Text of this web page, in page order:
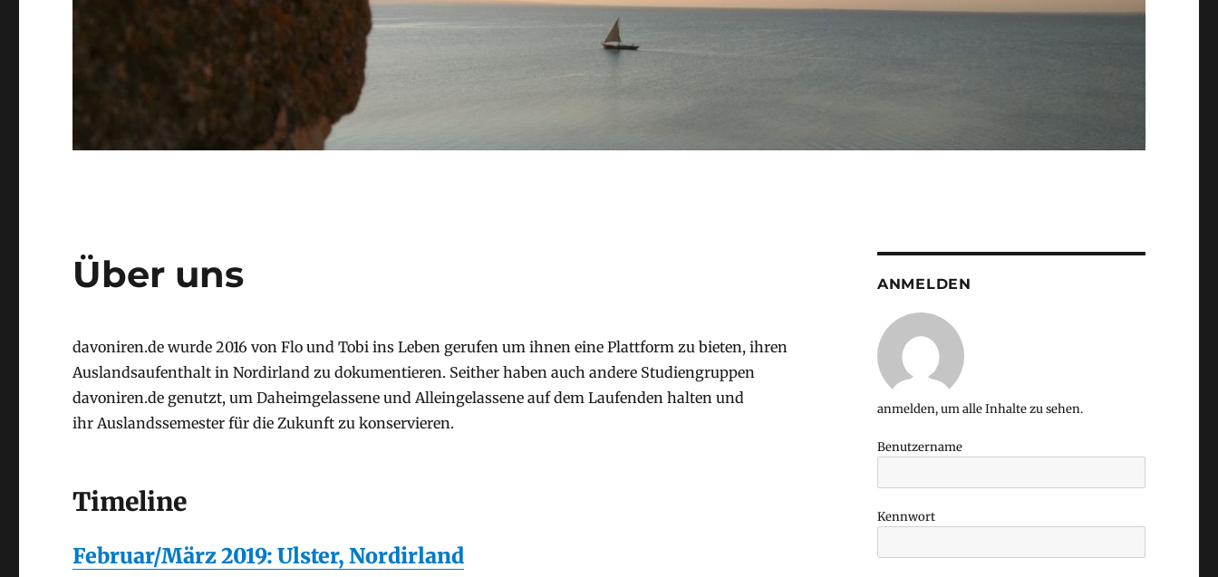
Über uns
davoniren.de wurde 2016 von Flo und Tobi ins Leben gerufen um ihnen eine Plattform zu bieten, ihren
Auslandsaufenthalt in Nordirland zu dokumentieren. Seither haben auch andere Studiengruppen
davoniren.de genutzt, um Daheimgelassene und Alleingelassene auf dem Laufenden halten und
ihr Auslandssemester für die Zukunft zu konservieren.
Timeline
Februar/März 2019: Ulster, Nordirland
ANMELDEN
anmelden, um alle Inhalte zu sehen.
Benutzername
Kennwort